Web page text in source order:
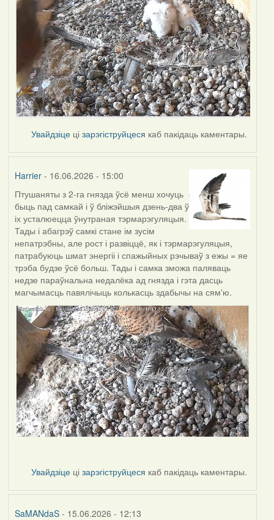
Увайдзіце цізарэгіструйцеся каб пакідаць каментары.
Harrier- 16.06.2026 - 15:00
Птушаняты з 2-га гнязда ўсё менш хочуць
быць пад самкай і ў бліжэйшыя дзень-два ў
іх усталюецца ўнутраная тэрмарэгуляцыя.
Тады і абагрэў самкі стане ім зусім
непатрэбны, але рост і развіццё, як і тэрмарэгуляцыя,
патрабуюць шмат энергіі і спажыйных рэчываў з ежы = яе
трэба будзе ўсё больш. Тады і самка зможа паляваць
недзе параўнальна недалёка ад гнязда і гэта дасць
магчымасць павялічыць колькасць здабычы на сям'ю.
Увайдзіце цізарэгіструйцеся каб пакідаць каментары.
SaMANdaS- 15.06.2026 - 12:13